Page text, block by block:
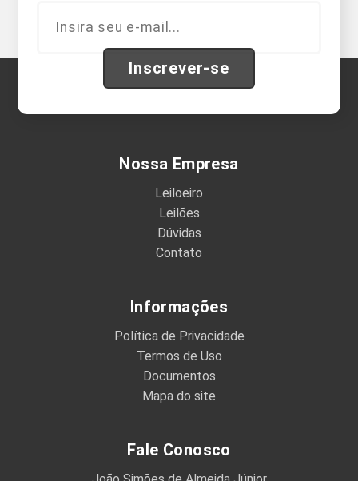
Inscrever-se
Nossa Empresa
Leiloeiro
Leilões
Dúvidas
Contato
Informações
Política de Privacidade
Termos de Uso
Documentos
Mapa do site
Fale Conosco